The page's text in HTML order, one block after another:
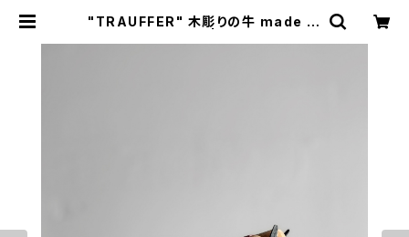
"TRAUFFER" 木彫りの牛 made in